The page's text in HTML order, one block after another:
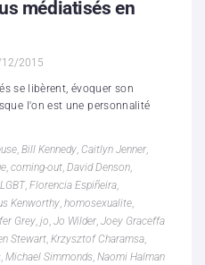
médiatisés en
2015
se libèrent, évoquer son
l'on est une personnalité
, Bill Kennedy, Caitlyn Jenner,
, coming-out, David Denson,
, Florencia Espiñeira,
Kenworthy, homosexualite,
Grey, jo, Jo Wilder, Joey Graceffa
Stewart, Krzysztof Charamsa,
, Michael Simmonds, Naomi Halman